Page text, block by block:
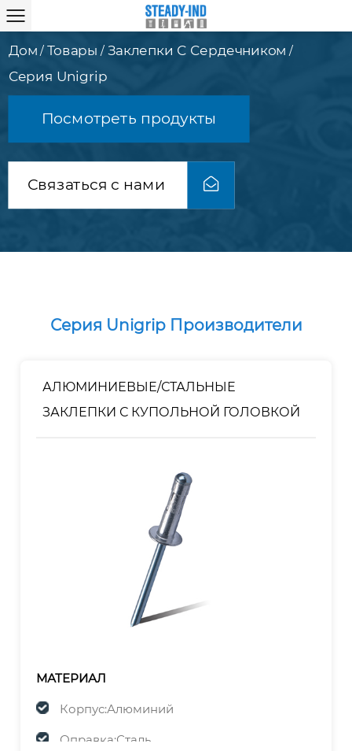
Дом / Товары / Заклепки С Сердечником /
Серия Unigrip
Посмотреть продукты
Связаться с нами
Серия Unigrip Производители
АЛЮМИНИЕВЫЕ/СТАЛЬНЫЕ
ЗАКЛЕПКИ С КУПОЛЬНОЙ ГОЛОВКОЙ
МАТЕРИАЛ
Корпус:Алюминий
Оправка:Сталь